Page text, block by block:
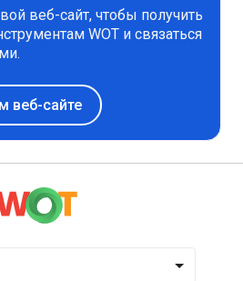
веб-сайт, чтобы получить
WOT и связаться
веб-сайте